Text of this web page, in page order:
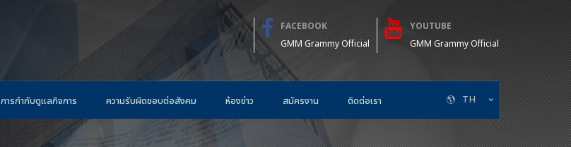
FACEBOOK
GMM Grammy Official
YOUTUBE
GMM Grammy Official
การกำกับดูแลกิจการ ความรับผิดชอบต่อสังคม ห้องข่าว สมัครงาน ติดต่อเรา TH